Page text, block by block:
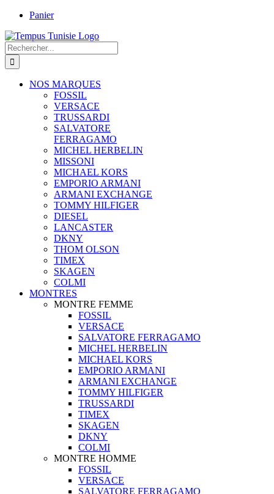
Passer
contenu
Panier
Rechercher:
NOS MARQUES
FOSSIL
VERSACE
TRUSSARDI
SALVATORE
FERRAGAMO
MICHEL HERBELIN
MISSONI
MICHAEL KORS
EMPORIO ARMANI
ARMANI EXCHANGE
TOMMY HILFIGER
DIESEL
LANCASTER
DKNY
THOM OLSON
TIMEX
SKAGEN
COLMI
MONTRES
MONTRE FEMME
FOSSIL
VERSACE
SALVATORE FERRAGAMO
MICHEL HERBELIN
MICHAEL KORS
EMPORIO ARMANI
ARMANI EXCHANGE
TOMMY HILFIGER
TRUSSARDI
TIMEX
SKAGEN
DKNY
COLMI
MONTRE HOMME
FOSSIL
VERSACE
SALVATORE FERRAGAMO